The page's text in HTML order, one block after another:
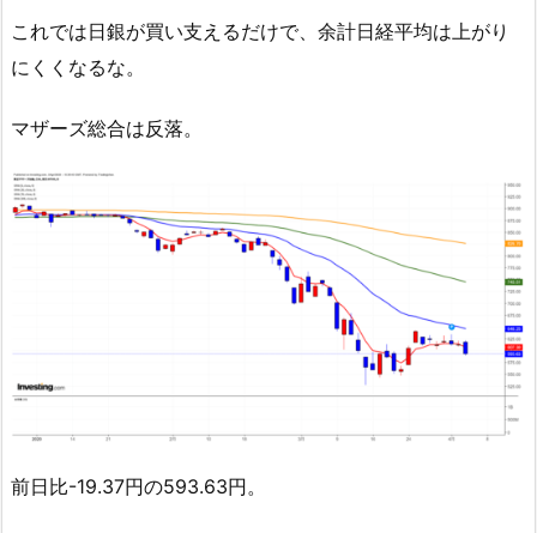
これでは日銀が買い支えるだけで、余計日経平均は上がり
にくくなるな。
マザーズ総合は反落。
前日比-19.37円の593.63円。